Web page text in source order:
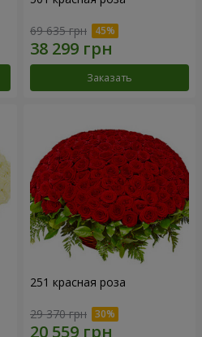
69 635 грн
Заказать
251 красная роза
29 370 грн